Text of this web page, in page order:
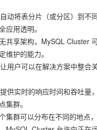
动将表分片（或分区）到不
应用透明。
共享架构，MySQL Cluster
维护的能力。
用户可以在解决方案中整合
供实时的响应时间和吞吐量
集群。
集群可以分布在不同的地点